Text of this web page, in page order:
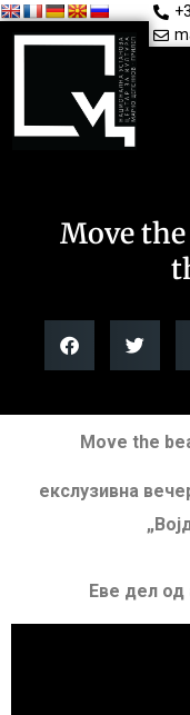
Move
Move the
екслузивна
Еве дел од